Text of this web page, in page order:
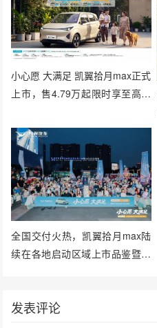
小心愿 大满足 凯翼拾月max正式
上市，售4.79万起限时享至高万
全国交付火热，凯翼拾月max陆
续在各地启动区域上市品鉴暨用
发表评论